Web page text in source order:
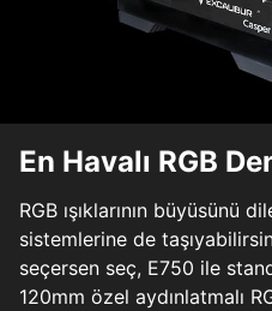
En Havalı RGB
RGB ışıklarının büyüsünü
sistemlerine de
seçersen seç, E750 ile
120mm özel aydınlatmalı